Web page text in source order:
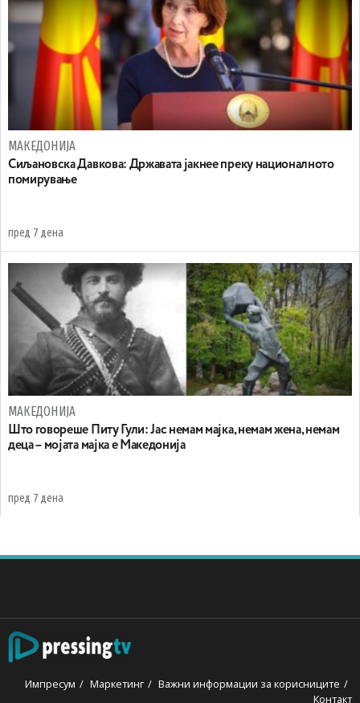
МАКЕДОНИЈА
Сиљановска Давкова: Државата јакнее преку националното
помирување
пред 7 дена
МАКЕДОНИЈА
Што говореше Питу Гули: Јас немам мајка, немам жена, немам
деца – мојата мајка е Македонија
пред 7 дена
Импресум Маркетинг
Важни информации за корисниците
Контакт